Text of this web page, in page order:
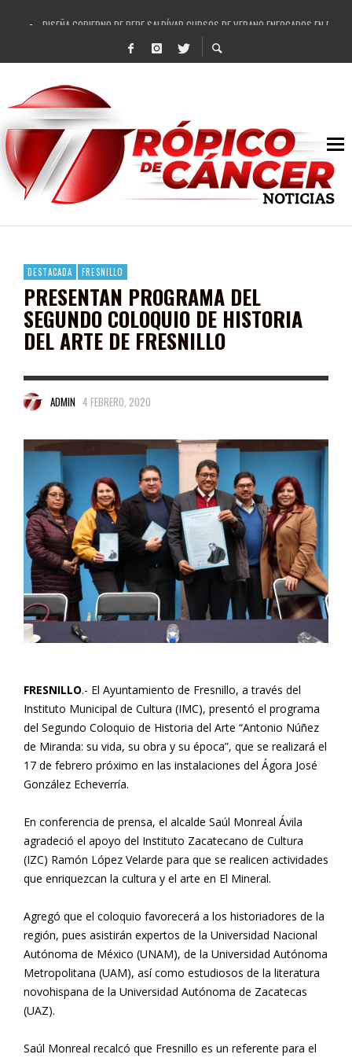
DISEÑA GOBIERNO DE PEPE SALDÍVAR CURSOS DE VERANO ENFOCADOS EN
REFRENDAN LOS 28 DELEGADOS Y 14 COMISARIADOS DE GUADALUPE APOYO A
FORTALECE GOBIERNO DE PEPE SALDÍVAR LA EDUCACIÓN EN LA ZACATECANA
GOBIERNO DE PEPE SALDÍVAR Y GRUPO FEMSA GENERAN MÁS DE 3 MIL EMPLEOS
CUARTA FERIA EXPO AGROPECUARIA TRAJO BENEFICIO DIRECTO A GUADALUPE:
RECONOCE PEPE SALDÍVAR A ARTISTA ZACATECANA VICTORIA HERNÁNDEZ
EGRESA GOBIERNO DE PEPE SALDÍVAR A 500 NUEVAS EMPRESARIAS
SON MUJERES GUADALUPENSES PRINCIPALES BENEFICIADAS DEL PROGRAMA
DESTACADA FRESNILLO
PRESENTAN PROGRAMA DEL
SEGUNDO COLOQUIO DE HISTORIA
DEL ARTE DE FRESNILLO
ADMIN 4 FEBRERO, 2020
FRESNILLO.- El Ayuntamiento de Fresnillo, a través del
Instituto Municipal de Cultura (IMC), presentó el programa
del Segundo Coloquio de Historia del Arte “Antonio Núñez
de Miranda: su vida, su obra y su época”, que se realizará el
17 de febrero próximo en las instalaciones del Ágora José
González Echeverría.
En conferencia de prensa, el alcalde Saúl Monreal Ávila
agradeció el apoyo del Instituto Zacatecano de Cultura
(IZC) Ramón López Velarde para que se realicen actividades
que enriquezcan la cultura y el arte en El Mineral.
Agregó que el coloquio favorecerá a los historiadores de la
región, pues asistirán expertos de la Universidad Nacional
Autónoma de México (UNAM), de la Universidad Autónoma
Metropolitana (UAM), así como estudiosos de la literatura
novohispana de la Universidad Autónoma de Zacatecas
(UAZ).
Saúl Monreal recalcó que Fresnillo es un referente para el